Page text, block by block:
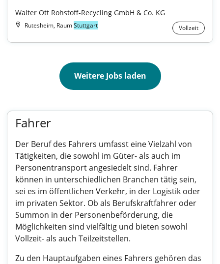
Walter Ott Rohstoff-Recycling GmbH & Co. KG
Rutesheim, RaumStuttgart Vollzeit
Weitere Jobs laden
Fahrer
Der Beruf des Fahrers umfasst eine Vielzahl von
Tätigkeiten, die sowohl im Güter- als auch im
Personentransport angesiedelt sind. Fahrer
können in unterschiedlichen Branchen tätig sein,
sei es im öffentlichen Verkehr, in der Logistik oder
im privaten Sektor. Ob als Berufskraftfahrer oder
Summon in der Personenbeförderung, die
Möglichkeiten sind vielfältig und bieten sowohl
Vollzeit- als auch Teilzeitstellen.
Zu den Hauptaufgaben eines Fahrers gehören das